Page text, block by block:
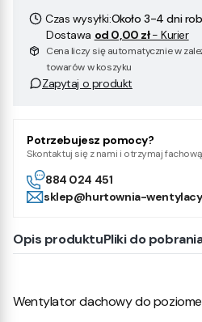
Czas wysyłki:Około 3-4 dni
Dostawa od 0,00 zł- Kurier
Cena liczy się automatycznie w
towarów w koszyku
Zapytaj o produkt
Potrzebujesz pomocy?
Skontaktuj się z nami i otrzymaj
884 024 451
sklep@hurtownia-
Opis produktuPliki do
Wentylator dachowy do